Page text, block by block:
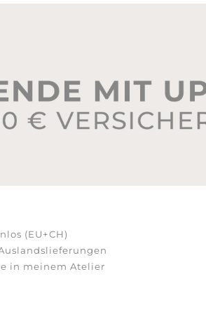
(EU+CH)
in meinem Atelier